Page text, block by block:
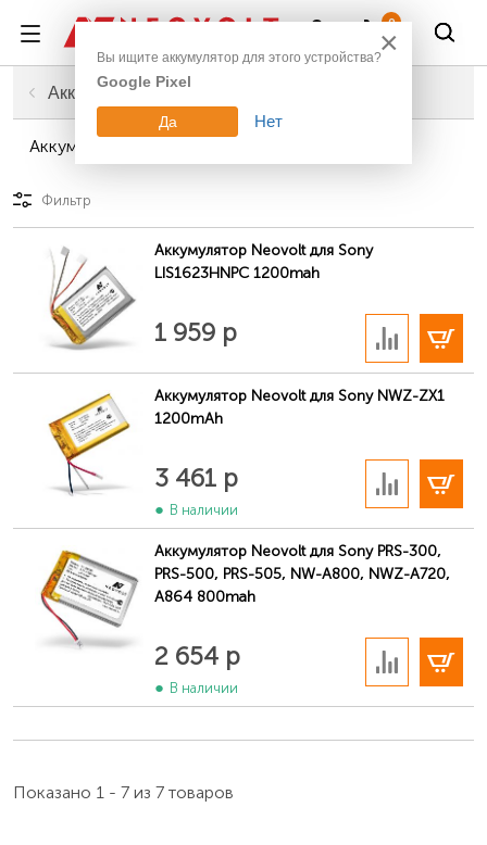
0
Главная
Аудио, фото, видео
Аккумуляторы для mp3 плееров
Аккумуляторы для mp3 плееров Sony
Фильтр
Аккумулятор Neovolt для Sony
LIS1623HNPC 1200mah
1 959 р
Аккумулятор Neovolt для Sony NWZ-ZX1
1200mAh
3 461 р
В наличии
Аккумулятор Neovolt для Sony PRS-300,
PRS-500, PRS-505, NW-A800, NWZ-A720,
A864 800mah
2 654 р
В наличии
Показано 1 - 7 из 7 товаров
×
Вы ищите аккумулятор для этого устройства?
Google Pixel
Да Нет